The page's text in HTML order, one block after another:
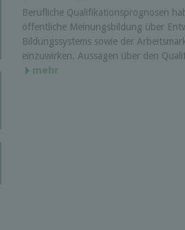
Berufliche Qualifikationsprognosen
öffentliche Meinungsbildung über
Bildungssystems sowie der
einzuwirken. Aussagen über den
mehr